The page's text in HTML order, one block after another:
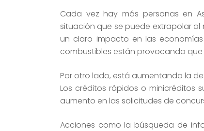
Cada vez hay más personas en
situación que se puede extrapolar al
un claro impacto en las
combustibles están provocando
Por otro lado, está aumentando la
Los créditos rápidos o minicréditos
aumento en las solicitudes de
Acciones como la búsqueda de